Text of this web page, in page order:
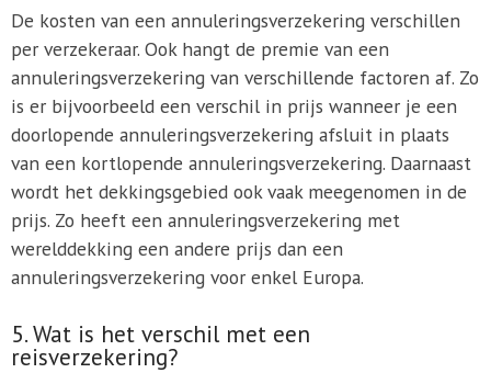
De kosten van een annuleringsverzekering verschillen
per verzekeraar. Ook hangt de premie van een
annuleringsverzekering van verschillende factoren af. Zo
is er bijvoorbeeld een verschil in prijs wanneer je een
doorlopende annuleringsverzekering afsluit in plaats
van een kortlopende annuleringsverzekering. Daarnaast
wordt het dekkingsgebied ook vaak meegenomen in de
prijs. Zo heeft een annuleringsverzekering met
werelddekking een andere prijs dan een
annuleringsverzekering voor enkel Europa.
5. Wat is het verschil met een
reisverzekering?